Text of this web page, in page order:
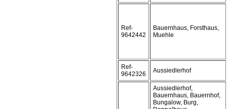
Ref-
9642442
Bauernhaus, Forsthaus,
Muehle
Ref-
9642326
Aussiedlerhof
Aussiedlerhof,
Bauernhaus, Bauernhof,
Bungalow, Burg,